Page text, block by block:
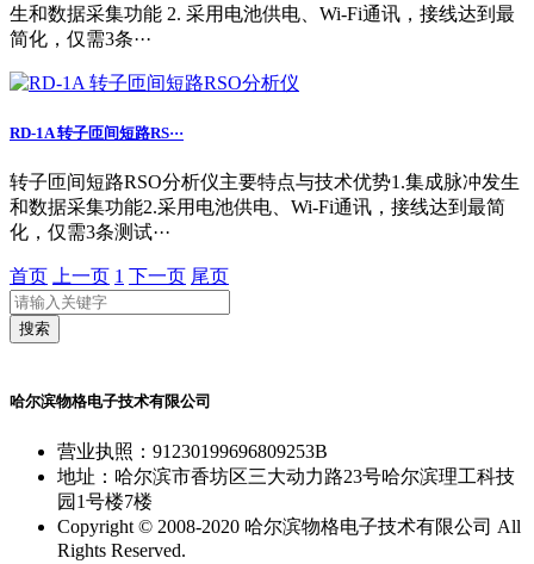
生和数据采集功能 2. 采用电池供电、Wi-Fi通讯，接线达到最
简化，仅需3条···
RD-1A 转子匝间短路RS···
转子匝间短路RSO分析仪主要特点与技术优势1.集成脉冲发生
和数据采集功能2.采用电池供电、Wi-Fi通讯，接线达到最简
化，仅需3条测试···
首页 上一页 1 下一页 尾页
搜索
哈尔滨物格电子技术有限公司
营业执照：91230199696809253B
地址：哈尔滨市香坊区三大动力路23号哈尔滨理工科技
园1号楼7楼
Copyright © 2008-2020 哈尔滨物格电子技术有限公司 All
Rights Reserved.